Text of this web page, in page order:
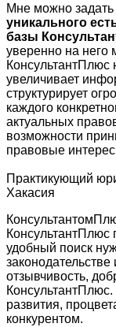
Мне можно
уникального
базы
уверенно на него
увеличивает
структурирует
каждого
актуальных
возможности
правовые
Практикующий
Хакасия
КонсультантПлюс
удобный поиск
отзывчивость,
развития,
конкурентом.